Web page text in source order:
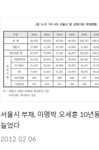
서울시 부채, 이명박.오세훈 10년
늘었다
2012.02.06